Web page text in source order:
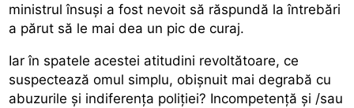
ministrul însuși a fost nevoit să răspundă la întrebări
a părut să le mai dea un pic de curaj.
Iar în spatele acestei atitudini revoltătoare, ce
suspectează omul simplu, obișnuit mai degrabă cu
abuzurile și indiferența poliției? Incompetență și /sau